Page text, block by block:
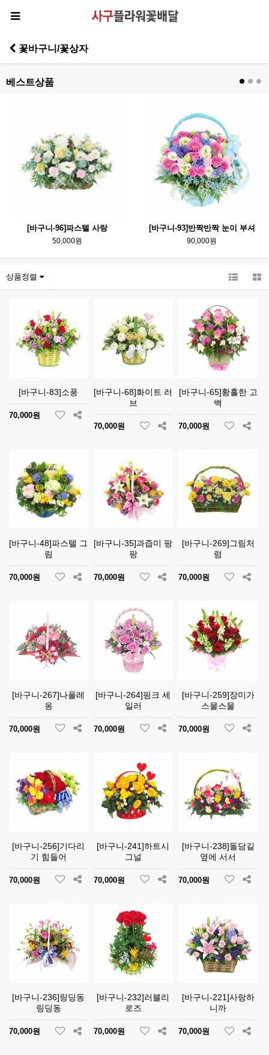
꽃바구니/꽃상자
베스트상품
[바구니-96]파스텔 사랑
50,000원
[바구니-93]반짝반짝 눈이 부셔
90,000원
상품정렬
[바구니-83]소풍
70,000원
[바구니-68]화이트 러
브
70,000원
[바구니-65]황홀한 고
백
70,000원
[바구니-48]파스텔 그
림
70,000원
[바구니-35]과즙미 팡
팡
70,000원
[바구니-269]그림처
럼
70,000원
[바구니-267]나폴레
옹
70,000원
[바구니-264]핑크 세
일러
70,000원
[바구니-259]장미가
스물스물
70,000원
[바구니-256]기다리
기 힘들어
70,000원
[바구니-241]하트시
그널
70,000원
[바구니-238]돌담길
옆에 서서
70,000원
[바구니-236]링딩동
링딩동
70,000원
[바구니-232]러블리
로즈
70,000원
[바구니-221]사랑하
니까
70,000원